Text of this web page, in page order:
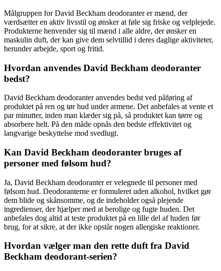
Målgruppen for David Beckham deodoranter er mænd, der
værdsætter en aktiv livsstil og ønsker at føle sig friske og velplejede.
Produkterne henvender sig til mænd i alle aldre, der ønsker en
maskulin duft, der kan give dem selvtillid i deres daglige aktiviteter,
herunder arbejde, sport og fritid.
Hvordan anvendes David Beckham deodoranter
bedst?
David Beckham deodoranter anvendes bedst ved påføring af
produktet på ren og tør hud under armene. Det anbefales at vente et
par minutter, inden man klæder sig på, så produktet kan tørre og
absorbere helt. På den måde opnås den bedste effektivitet og
langvarige beskyttelse mod svedlugt.
Kan David Beckham deodoranter bruges af
personer med følsom hud?
Ja, David Beckham deodoranter er velegnede til personer med
følsom hud. Deodoranterne er formuleret uden alkohol, hvilket gør
dem blide og skånsomme, og de indeholder også plejende
ingredienser, der hjælper med at berolige og fugte huden. Det
anbefales dog altid at teste produktet på en lille del af huden før
brug, for at sikre, at der ikke opstår nogen allergiske reaktioner.
Hvordan vælger man den rette duft fra David
Beckham deodorant-serien?